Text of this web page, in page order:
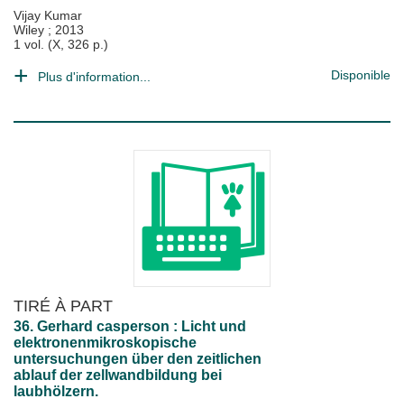
Vijay Kumar
Wiley ; 2013
1 vol. (X, 326 p.)
Plus d'information... Disponible
TIRÉ À PART
36. Gerhard casperson : Licht und
elektronenmikroskopische
untersuchungen über den zeitlichen
ablauf der zellwandbildung bei
laubhölzern.